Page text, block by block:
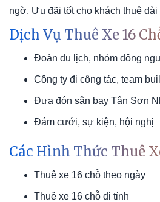
ngờ. Ưu đãi tốt cho khách thuê
Dịch Vụ Thuê Xe 16
Đoàn du lịch, nhóm đông
Công ty đi công tác, team
Đưa đón sân bay Tân Sơn
Đám cưới, sự kiện, hội nghị
Các Hình Thức Thuê
Thuê xe 16 chỗ theo ngày
Thuê xe 16 chỗ đi tỉnh